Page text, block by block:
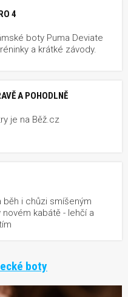
4
boty Puma Deviate
a krátké závody.
A POHODLNĚ
je na Běž.cz
běh i chůzi smíšeným
kabátě - lehčí a
boty